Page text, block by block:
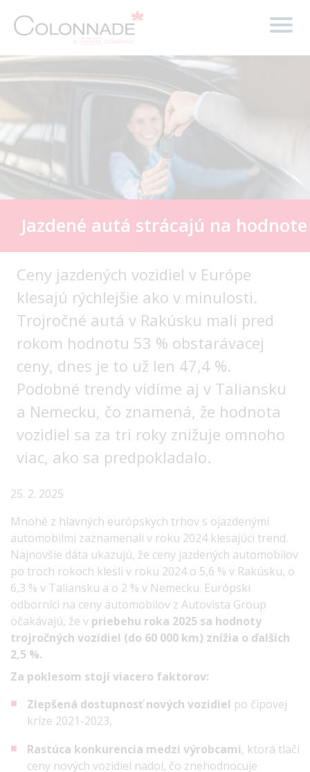
Jazdené autá strácajú na hodnote
Ceny jazdených vozidiel v Európe
klesajú rýchlejšie ako v minulosti.
Trojročné autá v Rakúsku mali pred
rokom hodnotu 53 % obstarávacej
ceny, dnes je to už len 47,4 %.
Podobné trendy vidíme aj v Taliansku
a Nemecku, čo znamená, že hodnota
vozidiel sa za tri roky znižuje omnoho
viac, ako sa predpokladalo.
25. 2. 2025
Mnohé z hlavných európskych trhov s ojazdenými
automobilmi zaznamenali v roku 2024 klesajúci trend.
Najnovšie dáta ukazujú, že ceny jazdených automobilov
po troch rokoch klesli v roku 2024 o 5,6 % v Rakúsku, o
6,3 % v Taliansku a o 2 % v Nemecku. Európski
odborníci na ceny automobilov z Autovista Group
očakávajú, že v priebehu roka 2025 sa hodnoty
trojročných vozidiel (do 60 000 km) znížia o ďalších
2,5 %.
Za poklesom stojí viacero faktorov:
Zlepšená dostupnosť nových vozidiel po čipovej
kríze 2021-2023,
Rastúca konkurencia medzi výrobcami, ktorá tlačí
ceny nových vozidiel nadol, čo znehodnocuje